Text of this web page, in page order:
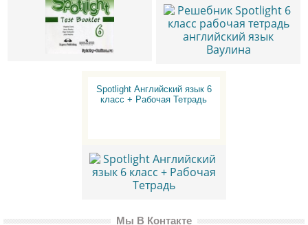
Spotlight Английский язык 6
класс + Рабочая Тетрадь
Мы В Контакте